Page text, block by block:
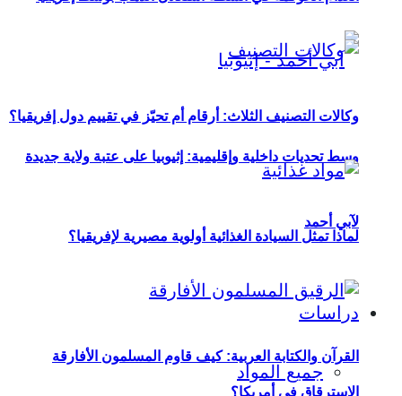
وسط تحديات داخلية وإقليمية: إثيوبيا على عتبة ولاية جديدة
لآبي أحمد
دراسات
جميع المواد
وكالات التصنيف الثلاث: أرقام أم تحيّز في تقييم دول إفريقيا؟
لماذا تمثل السيادة الغذائية أولوية مصيرية لإفريقيا؟
القرآن والكتابة العربية: كيف قاوم المسلمون الأفارقة
الاسترقاق في أمريكا؟